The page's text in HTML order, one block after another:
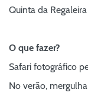
Quinta da Regaleira
O que fazer?
Safari fotográfico
No verão,